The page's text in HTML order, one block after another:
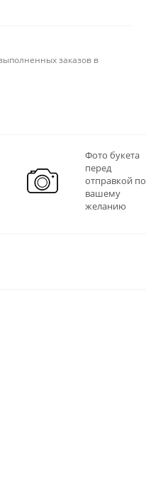
заказов в
Фото букета
перед
отправкой по
вашему
желанию